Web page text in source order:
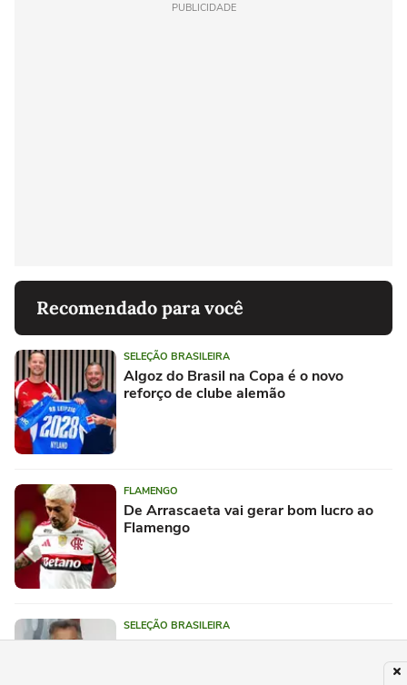
PUBLICIDADE
Recomendado para você
SELEÇÃO BRASILEIRA
Algoz do Brasil na Copa é o novo
reforço de clube alemão
FLAMENGO
De Arrascaeta vai gerar bom lucro ao
Flamengo
SELEÇÃO BRASILEIRA
Ao Voz do Esporte, Edinho faz desabafo